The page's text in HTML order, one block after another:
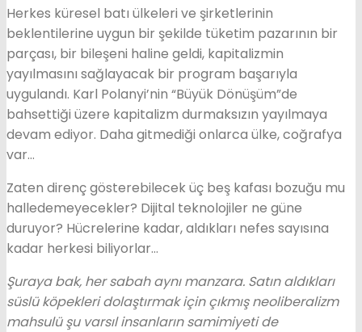
Herkes küresel batı ülkeleri ve şirketlerinin
beklentilerine uygun bir şekilde tüketim pazarının bir
parçası, bir bileşeni haline geldi, kapitalizmin
yayılmasını sağlayacak bir program başarıyla
uygulandı. Karl Polanyi’nin “Büyük Dönüşüm”de
bahsettiği üzere kapitalizm durmaksızın yayılmaya
devam ediyor. Daha gitmediği onlarca ülke, coğrafya
var…
Zaten direnç gösterebilecek üç beş kafası bozuğu mu
halledemeyecekler? Dijital teknolojiler ne güne
duruyor? Hücrelerine kadar, aldıkları nefes sayısına
kadar herkesi biliyorlar…
Şuraya bak, her sabah aynı manzara. Satın aldıkları
süslü köpekleri dolaştırmak için çıkmış neoliberalizm
mahsulü şu varsıl insanların samimiyeti de